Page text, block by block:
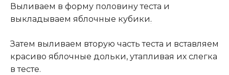
Выливаем в форму половину теста и
выкладываем яблочные кубики.
Затем выливаем вторую часть теста и вставляем
красиво яблочные дольки, утапливая их слегка
в тесте.